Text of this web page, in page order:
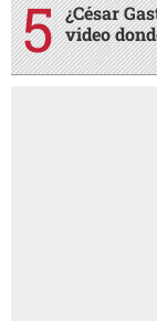
¿César
video